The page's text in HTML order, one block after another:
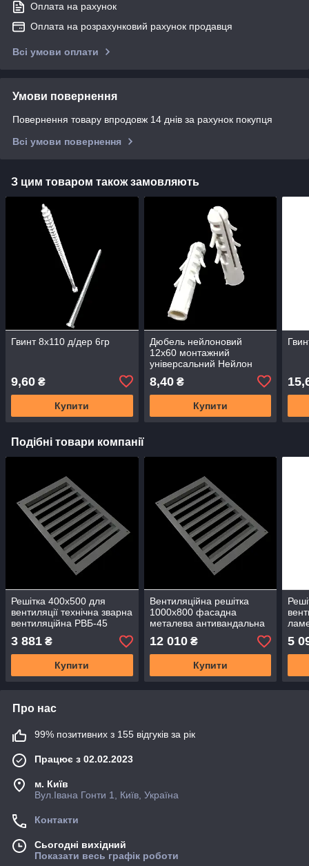
Оплата на рахунок
Оплата на розрахунковий рахунок продавця
Всі умови оплати
Умови повернення
Повернення товару впродовж 14 днів за рахунок покупця
Всі умови повернення
З цим товаром також замовляють
Гвинт 8х110 д/дер 6гр
9,60 ₴
Купити
Дюбель нейлоновий
12х60 монтажний
універсальний Нейлон
8,40₴
Купити
Подібні товари компанії
Решітка 400х500 для
вентиляції технічна зварна
вентиляційна РВБ-45
ламельна
3 881 ₴
Купити
Вентиляційна решітка
1000х800 фасадна
металева антивандальна
з ламелей зварна РВБ-18
12 010₴
Купити
РВБ-
5
Про нас
99% позитивних з 155 відгуків за рік
Працює з 02.02.2023
м. Київ
Вул.Івана Гонти 1, Київ, Україна
Контакти
Сьогодні вихідний
Показати весь графік роботи